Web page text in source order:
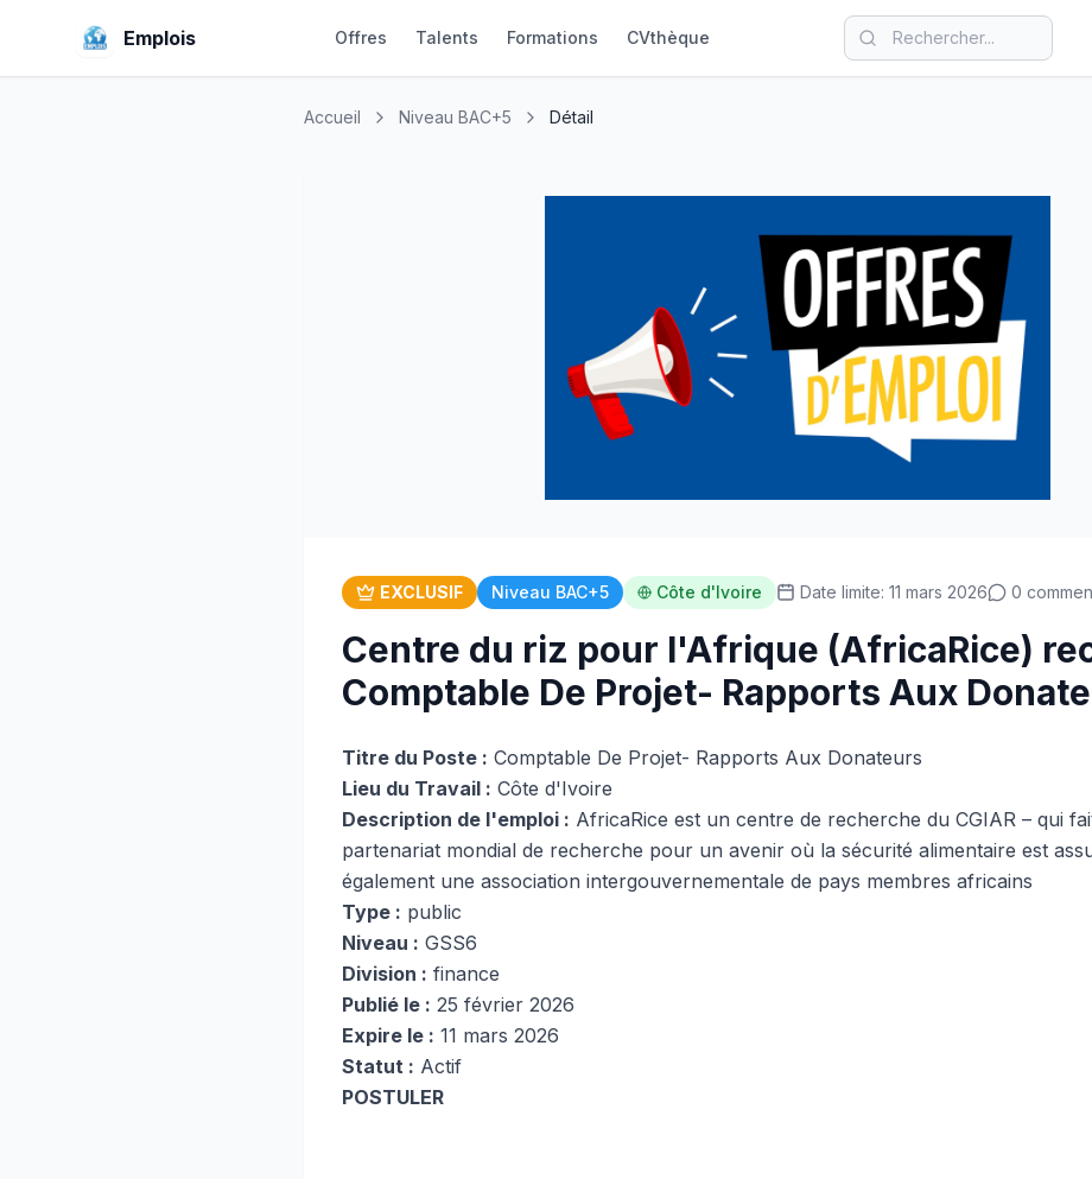
Emplois Offres Talents Formations CVthèque
Accueil Niveau BAC+5 Détail
EXCLUSIF Niveau BAC+5 Côte d'Ivoire Date limite: 11 mars 2026 0
Centre du riz pour l'Afrique (AfricaRice)
Comptable De Projet- Rapports Aux
Titre du Poste : Comptable De Projet- Rapports Aux Donateurs
Lieu du Travail : Côte d'Ivoire
Description de l'emploi : AfricaRice est un centre de recherche du CGIAR – qui
partenariat mondial de recherche pour un avenir où la sécurité alimentaire est
également une association intergouvernementale de pays membres africains
Type : public
Niveau : GSS6
Division : finance
Publié le : 25 février 2026
Expire le : 11 mars 2026
Statut : Actif
POSTULER